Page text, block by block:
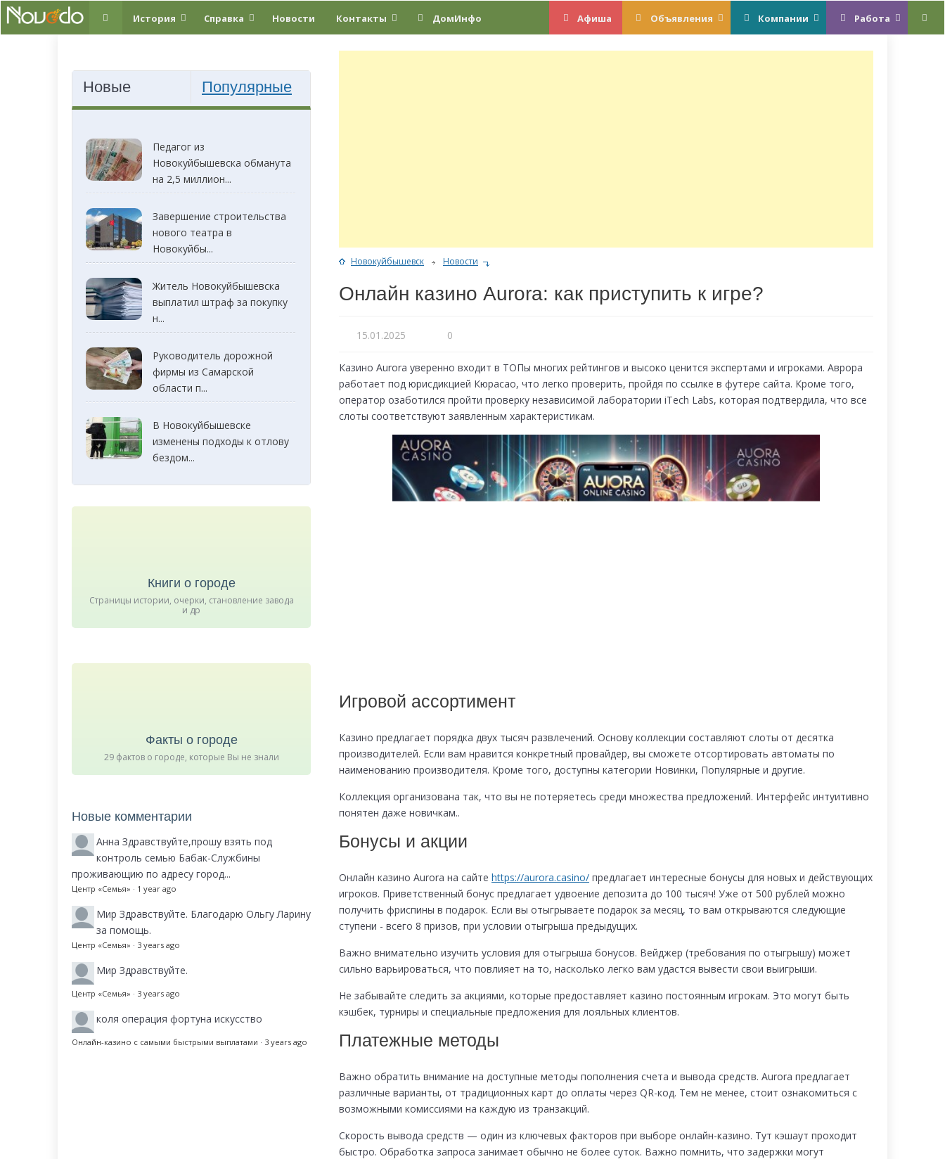
История Справка Новости Контакты Работа
Компании
Объявления
Афиша
ДомИнфо
Новокуйбышевск Новости
Онлайн казино Aurora: как приступить к игре?
15.01.2025 0
Казино Aurora уверенно входит в ТОПы многих рейтингов и высоко ценится экспертами и игроками. Аврора
работает под юрисдикцией Кюрасао, что легко проверить, пройдя по ссылке в футере сайта. Кроме того,
оператор озаботился пройти проверку независимой лаборатории iTech Labs, которая подтвердила, что все
слоты соответствуют заявленным характеристикам.
Игровой ассортимент
Казино предлагает порядка двух тысяч развлечений. Основу коллекции составляют слоты от десятка
производителей. Если вам нравится конкретный провайдер, вы сможете отсортировать автоматы по
наименованию производителя. Кроме того, доступны категории Новинки, Популярные и другие.
Коллекция организована так, что вы не потеряетесь среди множества предложений. Интерфейс интуитивно
понятен даже новичкам..
Бонусы и акции
Онлайн казино Aurora на сайте https://aurora.casino/ предлагает интересные бонусы для новых и действующих
игроков. Приветственный бонус предлагает удвоение депозита до 100 тысяч! Уже от 500 рублей можно
получить фриспины в подарок. Если вы отыгрываете подарок за месяц, то вам открываются следующие
ступени - всего 8 призов, при условии отыгрыша предыдущих.
Важно внимательно изучить условия для отыгрыша бонусов. Вейджер (требования по отыгрышу) может
сильно варьироваться, что повлияет на то, насколько легко вам удастся вывести свои выигрыши.
Не забывайте следить за акциями, которые предоставляет казино постоянным игрокам. Это могут быть
кэшбек, турниры и специальные предложения для лояльных клиентов.
Платежные методы
Важно обратить внимание на доступные методы пополнения счета и вывода средств. Aurora предлагает
различные варианты, от традиционных карт до оплаты через QR-код. Тем не менее, стоит ознакомиться с
возможными комиссиями на каждую из транзакций.
Скорость вывода средств — один из ключевых факторов при выборе онлайн-казино. Тут кэшаут проходит
быстро. Обработка запроса занимает обычно не более суток. Важно помнить, что задержки могут
Новые Популярные
Педагог из
Новокуйбышевска обманута
на 2,5 миллион...
Завершение строительства
нового театра в
Новокуйбы...
Житель Новокуйбышевска
выплатил штраф за покупку
н...
Руководитель дорожной
фирмы из Самарской
области п...
В Новокуйбышевске
изменены подходы к отлову
бездом...
Книги о городе
Страницы истории, очерки, становление завода
и др
Факты о городе
29 фактов о городе, которые Вы не знали
Новые комментарии
Анна Здравствуйте,прошу взять под
контроль семью Бабак-Службины
проживающию по адресу город...
Центр «Семья» · 1 year ago
Мир Здравствуйте. Благодарю Ольгу Ларину
за помощь.
Центр «Семья» · 3 years ago
Мир Здравствуйте.
Центр «Семья» · 3 years ago
коля операция фортуна искусство
Онлайн-казино с самыми быстрыми выплатами · 3 years ago